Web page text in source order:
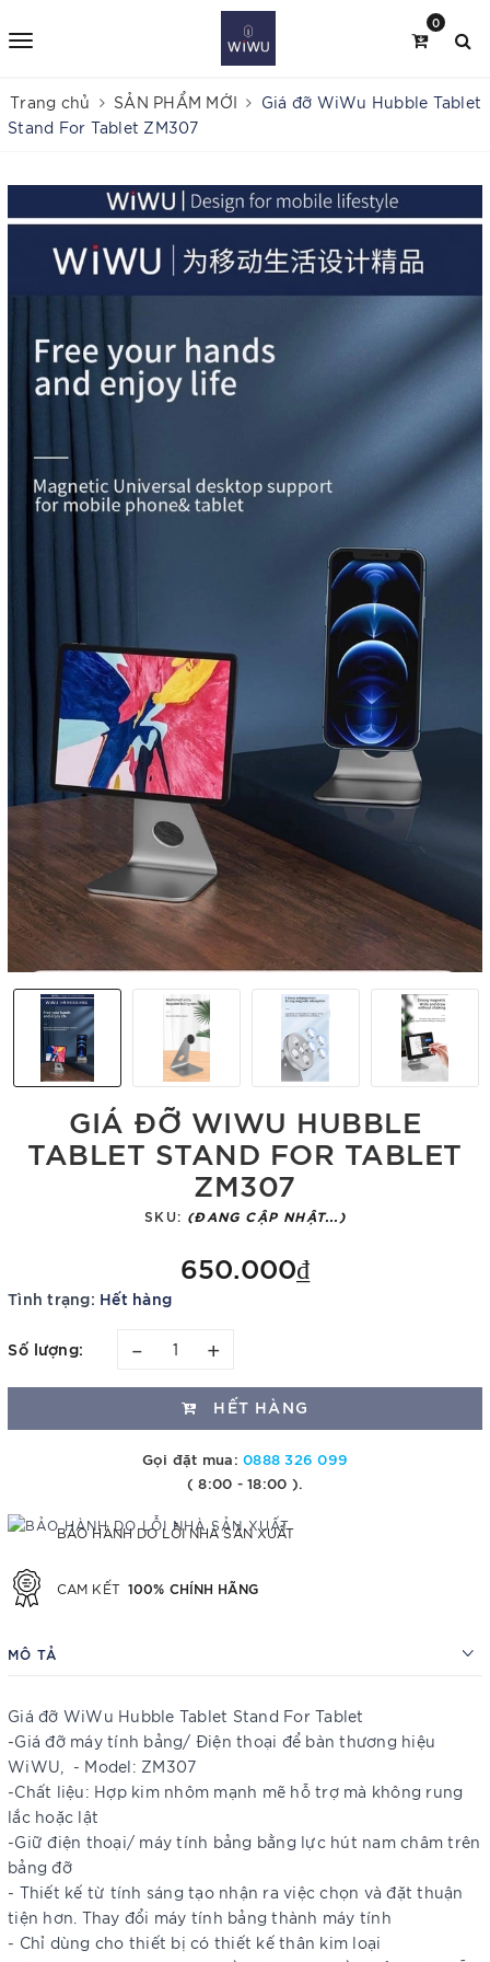
0
Trang chủ SẢN PHẨM MỚI
Giá đỡ WiWu Hubble Tablet
Stand For Tablet ZM307
GIÁ ĐỠ WIWU HUBBLE
TABLET STAND FOR TABLET
ZM307
SKU: (ĐANG CẬP NHẬT...)
650.000₫
Tình trạng: Hết hàng
Số lượng: – +
HẾT HÀNG
Gọi đặt mua:0888 326 099
( 8:00 - 18:00 ).
BẢO HÀNH DO LỖI NHÀ SẢN XUẤT
CAM KẾT 100% CHÍNH HÃNG
MÔ TẢ
Giá đỡ WiWu Hubble Tablet Stand For Tablet
-Giá đỡ máy tính bảng/ Điện thoại để bàn thương hiệu
WiWU, - Model: ZM307
-Chất liệu: Hợp kim nhôm mạnh mẽ hỗ trợ mà không rung
lắc hoặc lật
-Giữ điện thoại/ máy tính bảng bằng lực hút nam châm trên
bảng đỡ
- Thiết kế từ tính sáng tạo nhận ra việc chọn và đặt thuận
tiện hơn. Thay đổi máy tính bảng thành máy tính
- Chỉ dùng cho thiết bị có thiết kế thân kim loại